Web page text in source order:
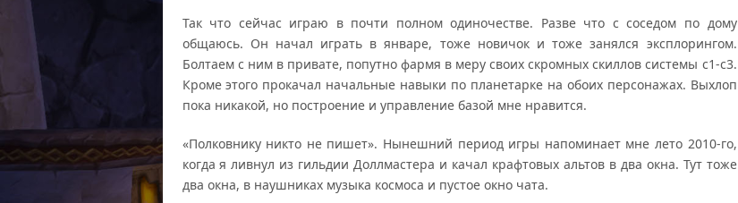
Так что сейчас играю в почти полном одиночестве. Разве что с соседом по дому
общаюсь. Он начал играть в январе, тоже новичок и тоже занялся эксплорингом.
Болтаем с ним в привате, попутно фармя в меру своих скромных скиллов системы с1-с3.
Кроме этого прокачал начальные навыки по планетарке на обоих персонажах. Выхлоп
пока никакой, но построение и управление базой мне нравится.
«Полковнику никто не пишет». Нынешний период игры напоминает мне лето 2010-го,
когда я ливнул из гильдии Доллмастера и качал крафтовых альтов в два окна. Тут тоже
два окна, в наушниках музыка космоса и пустое окно чата.